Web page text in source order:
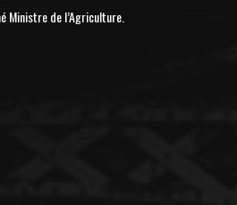
Ministre de l’Agriculture.